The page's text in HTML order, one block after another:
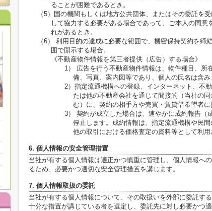
ることが困難であるとき。
（5）国の機関もしくは地方公共団体、またはその委託を
して協力する必要がある場合であって、ご本人の同
れがあるとき。
（6） 利用目的の達成に必要な範囲で、機密保持契約を
囲で開示する場合。
《不動産物件情報を第三者提供（広告）する場合》
1） 広告を行う不動産物件情報は、物件種目、
備、写真、案内図等であり、個人の氏名は含み
2）指定流通機構への登録、インターネット、不
たは他の不動産会社を通じて間接的（当社の
む）に、契約の相手方や売買・賃貸借希望者に
3） 契約が成立した場合は、速やかに成約報告（
停止します。成約情報は、指定流通機構や民
他の取引における価格査定の資料等として利用
6. 個人情報の安全管理措置
当社が有する個人情報は適正かつ慎重に管理し、個人情報へ
るため、必要かつ適切な安全管理措置を講じます。
7. 個人情報取扱の委託
当社が有する個人情報について、その取扱いを外部に委託す
十分な措置が講じている者を選定し、委託先に対し必要かつ適